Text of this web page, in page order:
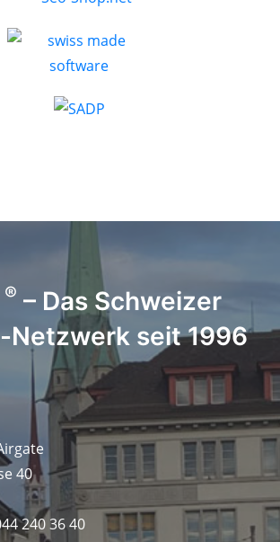
® – Das Schweizer
Netzwerk seit 1996
40
240 36 40